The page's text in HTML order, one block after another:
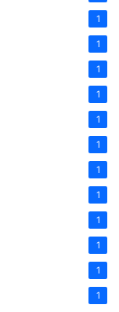
1
1
1
1
1
1
1
1
1
1
1
1